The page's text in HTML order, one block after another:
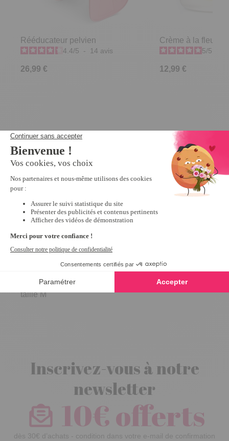
Rééducateur pelvien
4.4/5 - 14 avis
26,99 €
Crème à la fleur
5/5
12,99 €
Derniers articles consultés
homme Blanc -
taille M
Inscrivez-vous à notre
newsletter
10€ offerts
dès 30€ d’achats - condition dans votre e-mail de confirmation